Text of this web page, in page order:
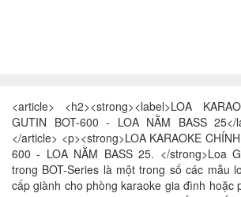
<article> <h2><strong><label>LOA
GUTIN BOT-600 - LOA NẰM BASS 25</
</article> <p><strong>LOA KARAOKE
600 - LOA NẰM BASS 25. </strong>Loa
trong BOT-Series là một trong số các mẫu
cấp giành cho phòng karaoke gia đình hoặc